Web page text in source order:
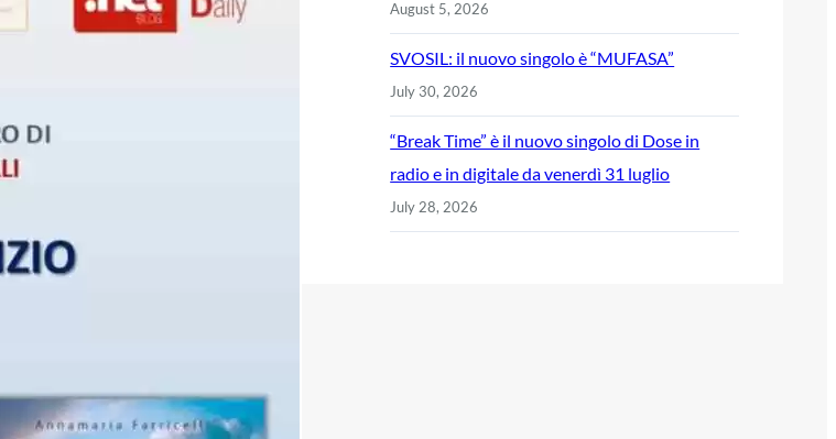
August 5, 2026
SVOSIL: il nuovo singolo è “MUFASA”
July 30, 2026
“Break Time” è il nuovo singolo di Dose in
radio e in digitale da venerdì 31 luglio
July 28, 2026